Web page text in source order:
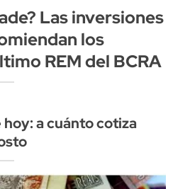
Las inversiones
los
REM del BCRA
a cuánto cotiza